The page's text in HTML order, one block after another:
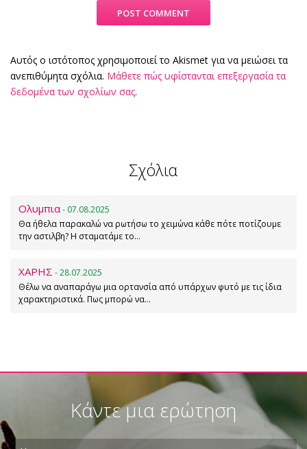
Αυτός ο ιστότοπος χρησιμοποιεί το Akismet για να μειώσει τα
ανεπιθύμητα σχόλια. Μάθετε πώς υφίστανται επεξεργασία τα
δεδομένα των σχολίων σας.
Σχόλια
Ολυμπια- 07.08.2025
Θα ήθελα παρακαλώ να ρωτήσω το χειμώνα κάθε πότε ποτίζουμε
την αστιλβη? Η σταματάμε το…
ΧΑΡΗΣ - 28.07.2025
Θέλω να αναπαράγω μια ορτανσία από υπάρχων φυτό με τις ίδια
χαρακτηριστικά. Πως μπορώ να…
Κάντε μια ερώτηση